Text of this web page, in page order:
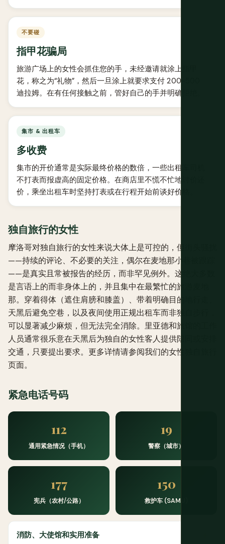
不要碰
指甲花骗局
旅游广场上的女性会抓住您的手，未经邀请就涂上指甲
花，称之为“礼物”，然后一旦涂上就要求支付 200-500
迪拉姆。在有任何接触之前，管好自己的手并明确拒绝。
集市 & 出租车
多收费
集市的开价通常是实际最终价格的数倍，一些出租车司机
不打表而报虚高的固定价格。在商店里不慌不忙地讨价还
价，乘坐出租车时坚持打表或在行程开始前谈好价格。
独自旅行的女性
摩洛哥对独自旅行的女性来说大体上是可控的，但街头骚扰
——持续的评论、不必要的关注，偶尔在麦地那小巷被跟踪
——是真实且常被报告的经历，而非罕见例外。这绝大多数
是言语上的而非身体上的，并且集中在最繁忙的旅游麦地
那。穿着得体（遮住肩膀和膝盖）、带着明确目的地行走、
天黑后避免空巷，以及夜间使用正规出租车而非独自步行，
可以显著减少麻烦，但无法完全消除。里亚德和旅馆的工作
人员通常很乐意在天黑后为独自的女性客人提供陪同或安排
交通，只要提出要求。更多详情请参阅我们的女性独自旅行
页面。
紧急电话号码
112
通用紧急情况（手机）
19
警察（城市）
177
宪兵（农村/公路）
150
救护车 (SAMU)
消防、大使馆和实用准备